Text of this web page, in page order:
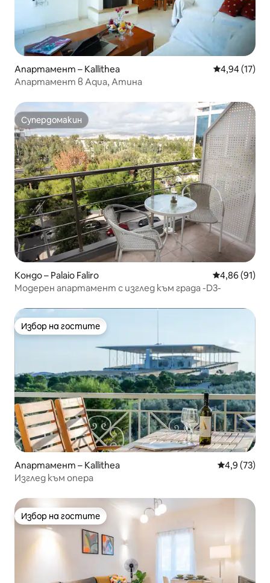
Апартамент – Kallithea Средна
4,94 (17)
Апартамент в Aqua, Атина
Супердомакин
Супердомакин
Кондо – Palaio Faliro Средна
4,86 (91)
Модерен апартамент с изглед към града -D3-
Избор на гостите
Избор на гостите
Апартамент – Kallithea Средна
4,9 (73)
Изглед към опера
Избор на гостите
Избор на гостите